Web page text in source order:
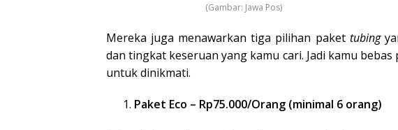
(Gambar: Jawa Pos)
Mereka juga menawarkan tiga pilihan paket tubing
dan tingkat keseruan yang kamu cari. Jadi kamu
untuk dinikmati.
Paket Eco – Rp75.000/Orang (minimal 6 orang)